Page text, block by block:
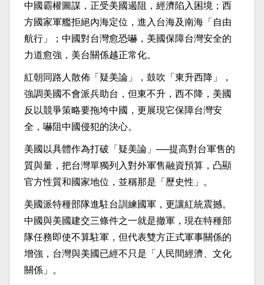
中國霸權圖謀，正受美國遏阻，經濟陷入困境；西
方國家軍艦拒絕內海定位，進入台海及南海「自由
航行」；中國對台灣愈恐嚇，美國保障台灣安全的
力道愈強，美台關係越正常化。
紅朝同路人散佈「疑美論」，鼓吹「東升西降」，
強調美國不會派兵助台，但東不升，西不降，美國
反以競爭策略要拖垮中國，更展現它保障台灣安
全，嚇阻中國侵犯的決心。
美國以具體作為打破「疑美論」──提高對台軍售的
質與量，把台灣單獨列入對外軍售融資預算，凸顯
官方性質和國家地位，並稱那是「歷史性」。
美國派特種部隊進駐台訓練國軍，更讓紅統震撼。
中國與美國建交三條件之一就是撤軍，現在特種部
隊任務即使不算駐軍，但代表雙方正式軍事關係的
增強，台灣與美國已經不只是「人民間經濟、文化
關係」。